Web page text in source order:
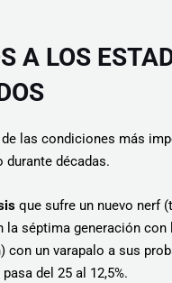
A LOS
las condiciones más
durante décadas.
que sufre un nuevo nerf
la séptima generación
con un varapalo a sus
del 25 al 12,5%.